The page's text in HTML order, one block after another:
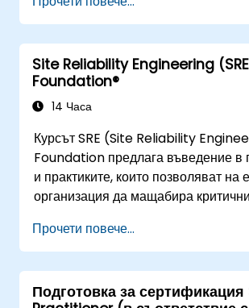
изграждане на процеси за
стойността и сравняване на
технологични опции. Съобразен е
трансформирани организации,
подобрят DevSecOps уменията и
осведомеността.
Site Reliability Engineering
Foundation®
14 Часа
Курсът SRE (Site Reliability
Foundation предлага въведение в
и практиките, които позволяват на
организация да мащабира
измерение, свързано с
изисква организационно
фокус върху инженерството и
както и възприемането на редица
Прочети повече...
Подготовка за сертификация